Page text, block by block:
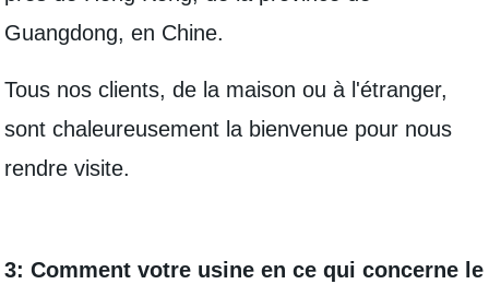
Guangdong, en Chine.
Tous nos clients, de la maison ou à l'étranger,
sont chaleureusement la bienvenue pour nous
rendre visite.
3: Comment votre usine en ce qui concerne le